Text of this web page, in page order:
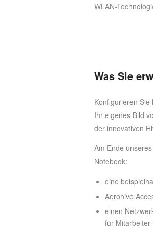
WLAN-
Was Sie
Konfigurieren
Ihr eigenes Bild
der innovativen
Am Ende
Notebook:
eine
Aerohive
einen
für